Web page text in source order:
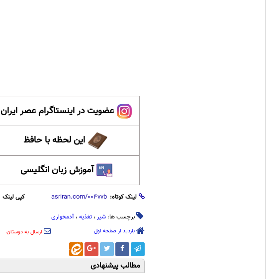
عضویت در اینستاگرام عصر ایران
این لحظه با حافظ
آموزش زبان انگلیسی
لینک کوتاه: کپی لینک
برچسب ها: شیر ، تغذیه ، آدمخواری
بازدید از صفحه اول ارسال به دوستان
مطالب پیشنهادی